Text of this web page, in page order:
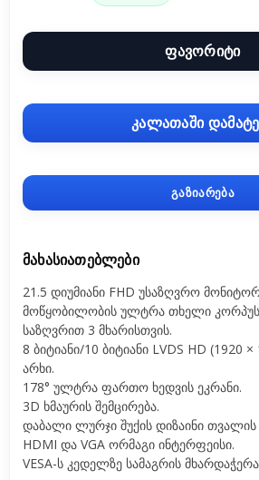
ფავორიტი
კალათაში
გაზიარება
ᲛᲐᲮᲐᲡᲘᲐᲗᲔᲑᲚᲔᲑᲘ
21.5 დიუმიანი FHD უსაზღვრო
მოწყობილობის ულტრა თხელი
საზღვრით 3 მხარისთვის.
8 ბიტიანი/10 ბიტიანი LVDS HD (1920
არხი.
178° ულტრა ფართო ხედვის ეკრანი.
3D ხმაურის შემცირება.
დაბალი ლურჯი შუქის დიზაინი
HDMI და VGA ორმაგი ინტერფეისი.
VESA-ს კედელზე სამაგრის